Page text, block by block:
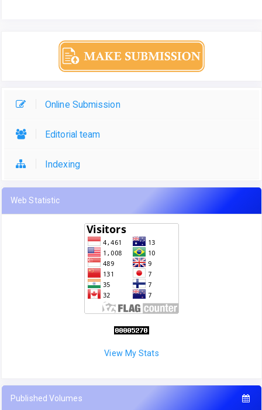
Online Submission
Editorial team
Indexing
Web Statistic
View My Stats
Published Volumes